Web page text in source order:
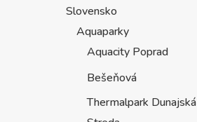
Slovensko
Aquaparky
Aquacity Poprad
Bešeňová
Thermalpark Dunajská